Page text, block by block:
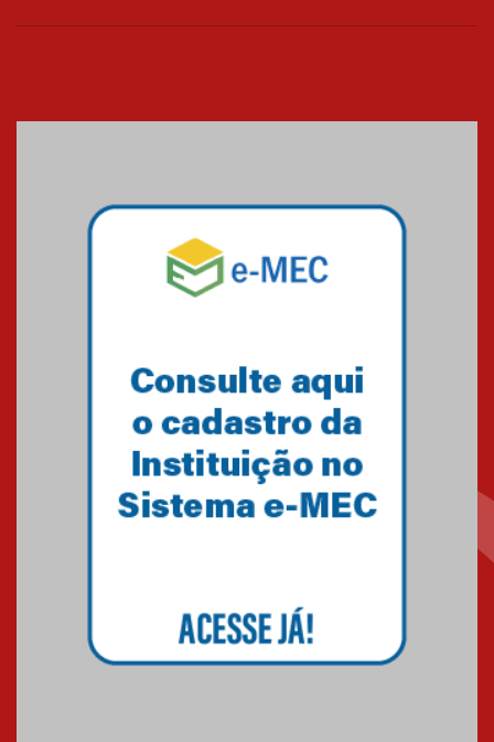
referência mundial em
Pós-Asco: evento do HUEM
debate novidades sobre
estudos e tratamentos contra
o câncer
MackPesquisa 2026 prorroga
inscrições até 14 de agosto
15.06.2026